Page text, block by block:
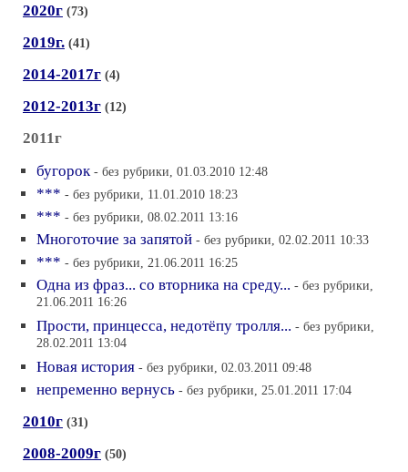
2020г (73)
2019г. (41)
2014-2017г (4)
2012-2013г (12)
2011г
бугорок - без рубрики, 01.03.2010 12:48
*** - без рубрики, 11.01.2010 18:23
*** - без рубрики, 08.02.2011 13:16
Многоточие за запятой - без рубрики, 02.02.2011 10:33
*** - без рубрики, 21.06.2011 16:25
Одна из фраз... со вторника на среду... - без рубрики,
21.06.2011 16:26
Прости, принцесса, недотёпу тролля... - без рубрики,
28.02.2011 13:04
Новая история - без рубрики, 02.03.2011 09:48
непременно вернусь - без рубрики, 25.01.2011 17:04
2010г (31)
2008-2009г (50)